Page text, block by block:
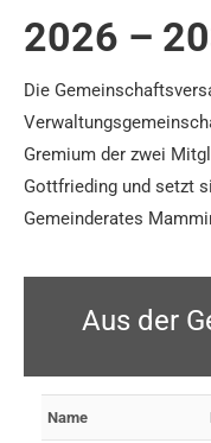
2026 –
Die
Gremium der zwei
Gottfrieding und setzt
Gemeinderates
Aus der
Name